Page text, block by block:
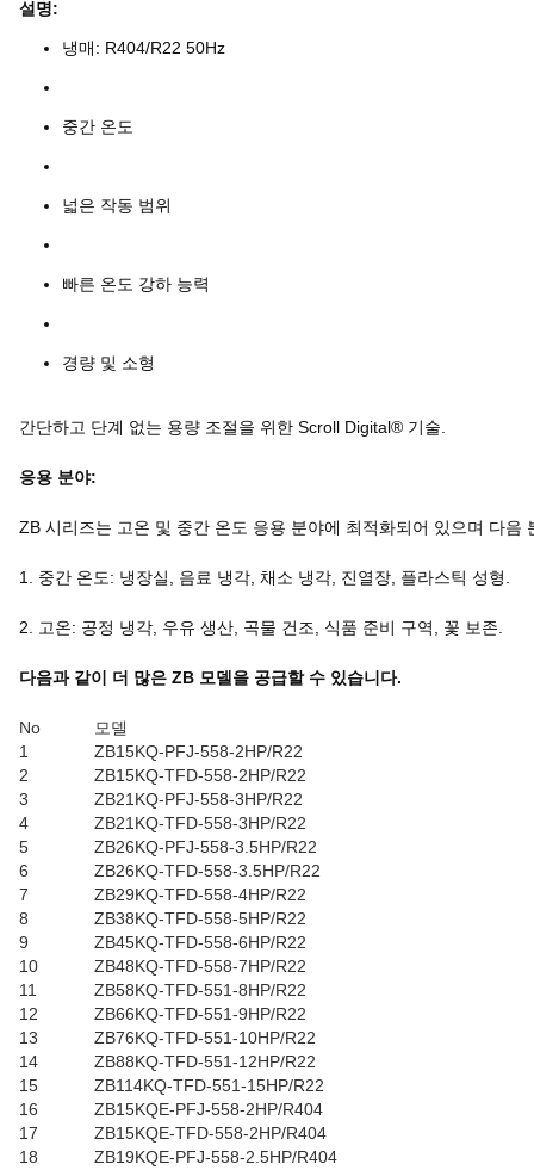
설명:
냉매: R404/R22 50Hz
중간 온도
넓은 작동 범위
빠른 온도 강하 능력
경량 및 소형
간단하고 단계 없는 용량 조절을 위한 Scroll Digital® 기술.
응용 분야:
ZB 시리즈는 고온 및 중간 온도 응용 분야에 최적화되어 있으며 다음
1. 중간 온도: 냉장실, 음료 냉각, 채소 냉각, 진열장, 플라스틱 성형.
2. 고온: 공정 냉각, 우유 생산, 곡물 건조, 식품 준비 구역, 꽃 보존.
다음과 같이 더 많은 ZB 모델을 공급할 수 있습니다.
No
모델
1
ZB15KQ-PFJ-558-2HP/R22
2
ZB15KQ-TFD-558-2HP/R22
3
ZB21KQ-PFJ-558-3HP/R22
4
ZB21KQ-TFD-558-3HP/R22
5
ZB26KQ-PFJ-558-3.5HP/R22
6
ZB26KQ-TFD-558-3.5HP/R22
7
ZB29KQ-TFD-558-4HP/R22
8
ZB38KQ-TFD-558-5HP/R22
9
ZB45KQ-TFD-558-6HP/R22
10
ZB48KQ-TFD-558-7HP/R22
11
ZB58KQ-TFD-551-8HP/R22
12
ZB66KQ-TFD-551-9HP/R22
13
ZB76KQ-TFD-551-10HP/R22
14
ZB88KQ-TFD-551-12HP/R22
15
ZB114KQ-TFD-551-15HP/R22
16
ZB15KQE-PFJ-558-2HP/R404
17
ZB15KQE-TFD-558-2HP/R404
18
ZB19KQE-PFJ-558-2.5HP/R404